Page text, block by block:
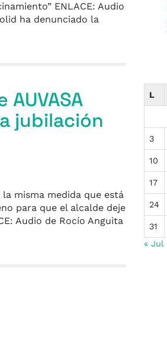
ENLACE: Audio
ha denunciado la
AUVASA
jubilación
misma medida que está
para que el alcalde deje
Audio de Rocío Anguita
L
3
10
17
24
31
« Jul